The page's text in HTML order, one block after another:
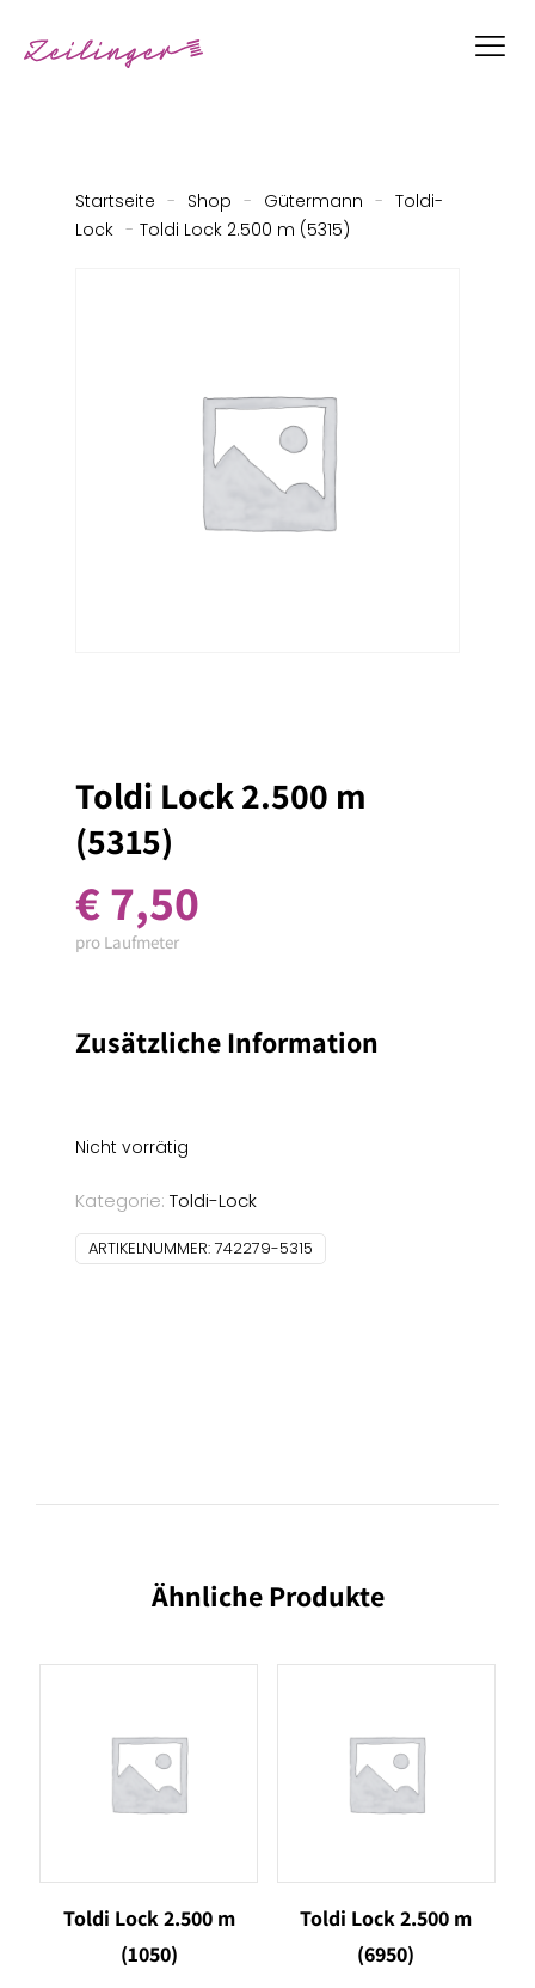
Startseite - Shop - Gütermann - Toldi-
Lock - Toldi Lock 2.500 m (5315)
Toldi Lock 2.500 m
(5315)
€7,50
pro Laufmeter
Zusätzliche Information
Nicht vorrätig
Kategorie: Toldi-Lock
ARTIKELNUMMER: 742279-5315
Ähnliche Produkte
Toldi Lock 2.500 m
(1050)
Toldi Lock 2.500 m
(6950)